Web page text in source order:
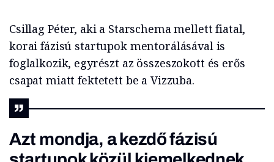
Csillag Péter, aki a Starschema mellett fiatal,
korai fázisú startupok mentorálásával is
foglalkozik, egyrészt az összeszokott és erős
csapat miatt fektetett be a Vizzuba.
Azt mondja, a kezdő fázisú